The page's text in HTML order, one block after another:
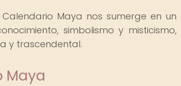
Maya nos sumerge en un
simbolismo y misticismo,
y trascendental.
Maya